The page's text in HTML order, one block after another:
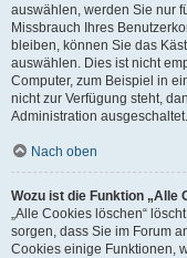
auswählen, werden Sie nur
Missbrauch Ihres
bleiben, können Sie das
auswählen. Dies ist nicht
Computer, zum Beispiel in
nicht zur Verfügung steht,
Administration ausgeschaltet.
Nach oben
Wozu ist die Funktion „Alle
„Alle Cookies löschen“
sorgen, dass Sie im Forum
Cookies einige Funktionen,